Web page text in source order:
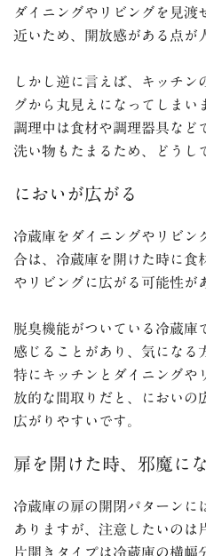
ダイニングやリビングを見渡
近いため、開放感がある点が
しかし逆に言えば、キッチン
グから丸見えになってしまい
調理中は食材や調理器具など
洗い物もたまるため、どうし
においが広がる
冷蔵庫をダイニングやリビン
合は、冷蔵庫を開けた時に食
やリビングに広がる可能性が
脱臭機能がついている冷蔵庫
感じることがあり、気になる
特にキッチンとダイニングや
放的な間取りだと、においの
広がりやすいです。
扉を開けた時、邪魔に
冷蔵庫の扉の開閉パターンに
ありますが、注意したいのは
片開きタイプは冷蔵庫の横幅